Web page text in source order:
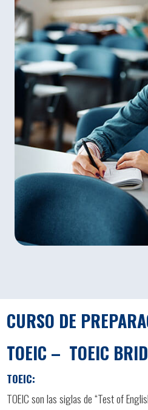
CURSO DE
TOEIC – TOEIC
TOEIC:
TOEIC son las siglas de “Test of